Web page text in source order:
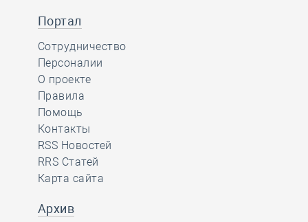
Портал
Сотрудничество
Персоналии
О проекте
Правила
Помощь
Контакты
RSS Новостей
RRS Статей
Карта сайта
Архив